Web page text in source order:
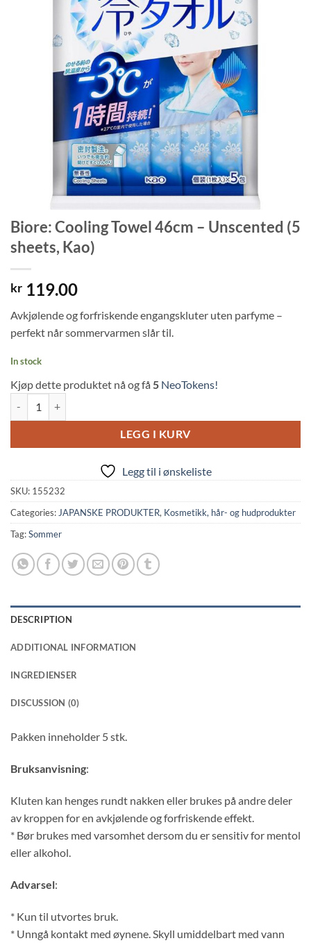
Biore: Cooling Towel 46cm – Unscented (5
sheets, Kao)
kr 119.00
Avkjølende og forfriskende engangskluter uten parfyme –
perfekt når sommervarmen slår til.
In stock
Kjøp dette produktet nå og få 5 NeoTokens!
LEGG I KURV
Legg til i ønskeliste
SKU: 155232
Categories: JAPANSKE PRODUKTER, Kosmetikk, hår- og hudprodukter
Tag:Sommer
DESCRIPTION
ADDITIONAL INFORMATION
INGREDIENSER
DISCUSSION (0)
Pakken inneholder 5 stk.
Bruksanvisning:
Kluten kan henges rundt nakken eller brukes på andre deler
av kroppen for en avkjølende og forfriskende effekt.
* Bør brukes med varsomhet dersom du er sensitiv for mentol
eller alkohol.
Advarsel:
* Kun til utvortes bruk.
* Unngå kontakt med øynene. Skyll umiddelbart med vann